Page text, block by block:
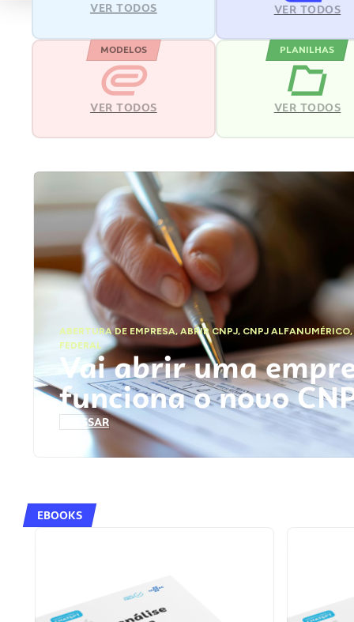
VER TODOS VER TODOS
MODELOS
VER TODOS
PLANILHAS
VER TODOS
ABERTURA DE EMPRESA,ABRIR CNPJ, CNPJ ALFANUMÉRICO,
FEDERAL
Vai abrir uma
funciona o novo
ACESSAR
EBOOKS